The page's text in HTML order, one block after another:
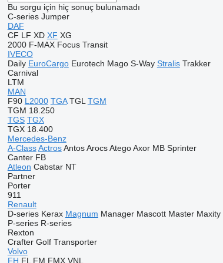
Bu sorgu için hiç sonuç bulunamadı
C-series Jumper
DAF
CF LF XD XF XG
2000 F-MAX Focus Transit
IVECO
Daily EuroCargo Eurotech Mago S-Way Stralis Trakker
Carnival
LTM
MAN
F90 L2000 TGA TGL TGM
TGM 18.250
TGS TGX
TGX 18.400
Mercedes-Benz
A-Class Actros Antos Arocs Atego Axor MB Sprinter
Canter FB
Atleon Cabstar NT
Partner
Porter
911
Renault
D-series Kerax Magnum Manager Mascott Master Maxity
P-series R-series
Rexton
Crafter Golf Transporter
Volvo
FH FL FM FMX VNL